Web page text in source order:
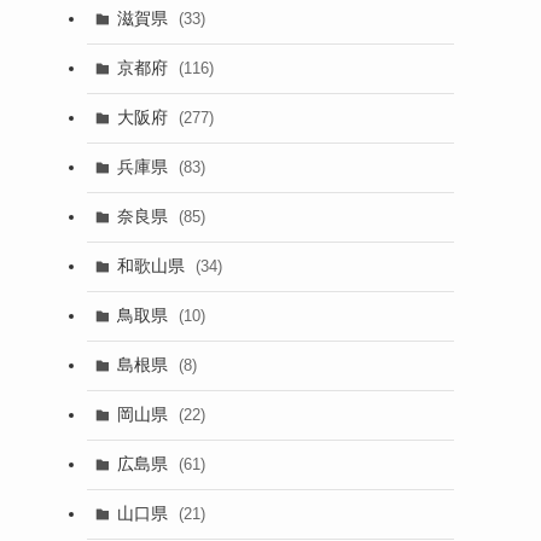
滋賀県 (33)
京都府 (116)
大阪府 (277)
兵庫県 (83)
奈良県 (85)
和歌山県 (34)
鳥取県 (10)
島根県 (8)
岡山県 (22)
広島県 (61)
山口県 (21)